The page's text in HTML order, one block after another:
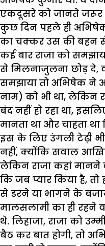
एकदूसरे को जानते जरूर
कुछ दिन पहले ही
का चक्कर उस की बहन
कई बार राजा को
से मिलनाजुलना छोड़ दे,
समझाया तो अभिषेक ने
नाम) को भी था, लेकिन
बंद नहीं हो रहा था,
मानता था और चाहता था
इस के लिए उंगली टेढ़ी भी
नहीं, क्योंकि सवाल
लेकिन राजा कहां मानने
कि जब प्यार किया है,
से डरने या भागने के
मालसलामी का ही रहने
थे. लिहाजा, राजा को
बैठ कर बात होगी, तो